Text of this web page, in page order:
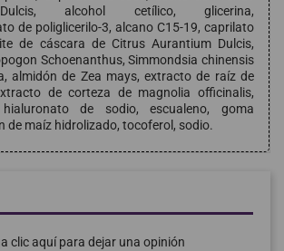
alcohol cetílico, glicerina,
de poliglicerilo-3, alcano C15-19, caprilato
de cáscara de Citrus Aurantium Dulcis,
Schoenanthus, Simmondsia chinensis
almidón de Zea mays, extracto de raíz de
de corteza de magnolia officinalis,
hialuronato de sodio, escualeno, goma
de maíz hidrolizado, tocoferol, sodio.
clic aquí para dejar una opinión